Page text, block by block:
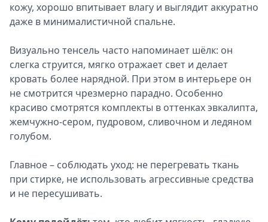
кожу, хорошо впитывает влагу и выглядит аккуратно
даже в минималистичной спальне.
Визуально тенсель часто напоминает шёлк: он
слегка струится, мягко отражает свет и делает
кровать более нарядной. При этом в интерьере он
не смотрится чрезмерно парадно. Особенно
красиво смотрятся комплекты в оттенках эвкалипта,
жемчужно-сером, пудровом, сливочном и ледяном
голубом.
Главное – соблюдать уход: не перегревать ткань
при стирке, не использовать агрессивные средства
и не пересушивать.